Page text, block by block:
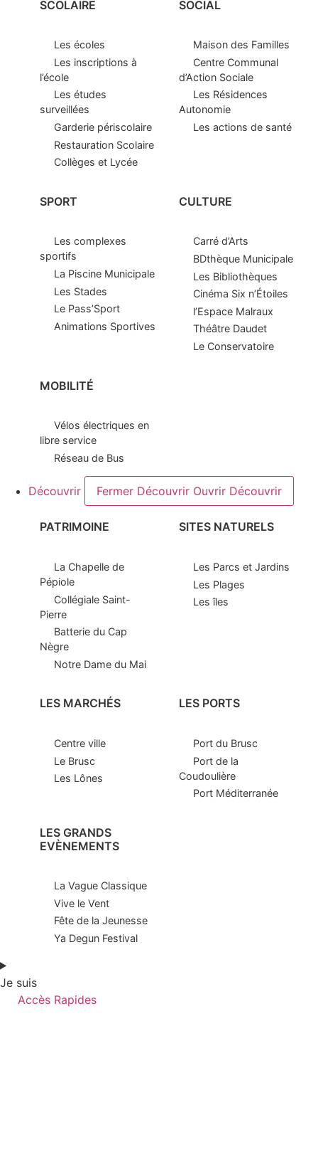
SCOLAIRE
Les écoles
Les inscriptions à
l’école
Les études
surveillées
Garderie périscolaire
Restauration Scolaire
Collèges et Lycée
SOCIAL
Maison des Familles
Centre Communal
d’Action Sociale
Les Résidences
Autonomie
Les actions de santé
SPORT
Les complexes
sportifs
La Piscine Municipale
Les Stades
Le Pass’Sport
Animations Sportives
CULTURE
Carré d’Arts
BDthèque Municipale
Les Bibliothèques
Cinéma Six n’Étoiles
l’Espace Malraux
Théâtre Daudet
Le Conservatoire
MOBILITÉ
Vélos électriques en
libre service
Réseau de Bus
Découvrir Fermer Découvrir Ouvrir Découvrir
PATRIMOINE
La Chapelle de
Pépiole
Collégiale Saint-
Pierre
Batterie du Cap
Nègre
Notre Dame du Mai
SITES NATURELS
Les Parcs et Jardins
Les Plages
Les îles
LES MARCHÉS
Centre ville
Le Brusc
Les Lônes
LES PORTS
Port du Brusc
Port de la
Coudoulière
Port Méditerranée
LES GRANDS
EVÈNEMENTS
La Vague Classique
Vive le Vent
Fête de la Jeunesse
Ya Degun Festival
Je suis
Accès Rapides